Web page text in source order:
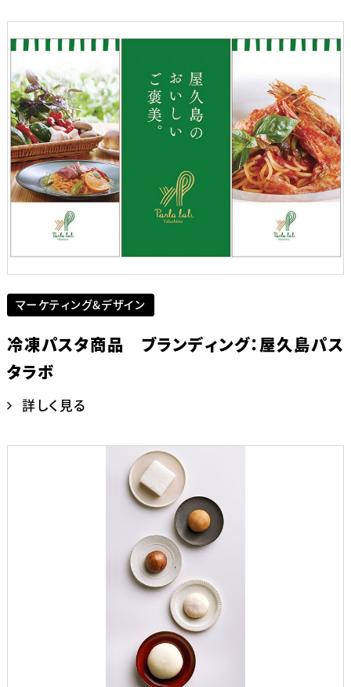
マーケティング&デザイン
冷凍パスタ商品 ブランディング：屋久島パス
タラボ
詳しく見る